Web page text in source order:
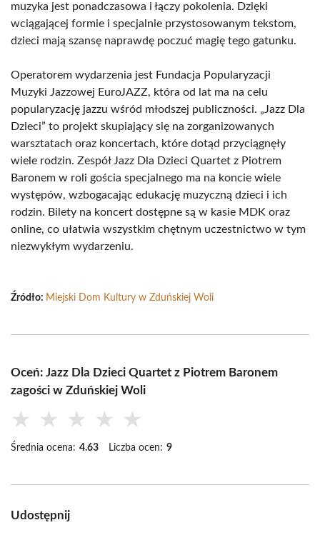
muzyka jest ponadczasowa i łączy pokolenia. Dzięki
wciągającej formie i specjalnie przystosowanym tekstom,
dzieci mają szansę naprawdę poczuć magię tego gatunku.
Operatorem wydarzenia jest Fundacja Popularyzacji
Muzyki Jazzowej EuroJAZZ, która od lat ma na celu
popularyzację jazzu wśród młodszej publiczności. „Jazz Dla
Dzieci” to projekt skupiający się na zorganizowanych
warsztatach oraz koncertach, które dotąd przyciągnęły
wiele rodzin. Zespół Jazz Dla Dzieci Quartet z Piotrem
Baronem w roli gościa specjalnego ma na koncie wiele
występów, wzbogacając edukację muzyczną dzieci i ich
rodzin. Bilety na koncert dostępne są w kasie MDK oraz
online, co ułatwia wszystkim chętnym uczestnictwo w tym
niezwykłym wydarzeniu.
Źródło: Miejski Dom Kultury w Zduńskiej Woli
Oceń: Jazz Dla Dzieci Quartet z Piotrem Baronem
zagości w Zduńskiej Woli
★ ★ ★ ★ ★
Średnia ocena: 4.63 Liczba ocen: 9
Udostępnij